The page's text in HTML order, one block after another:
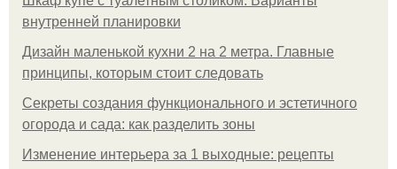
внутренней планировки
Дизайн маленькой кухни 2 на 2 метра. Главные
принципы, которым стоит следовать
Секреты создания функционального и эстетичного
огорода и сада: как разделить зоны
Изменение интерьера за 1 выходные: рецепты